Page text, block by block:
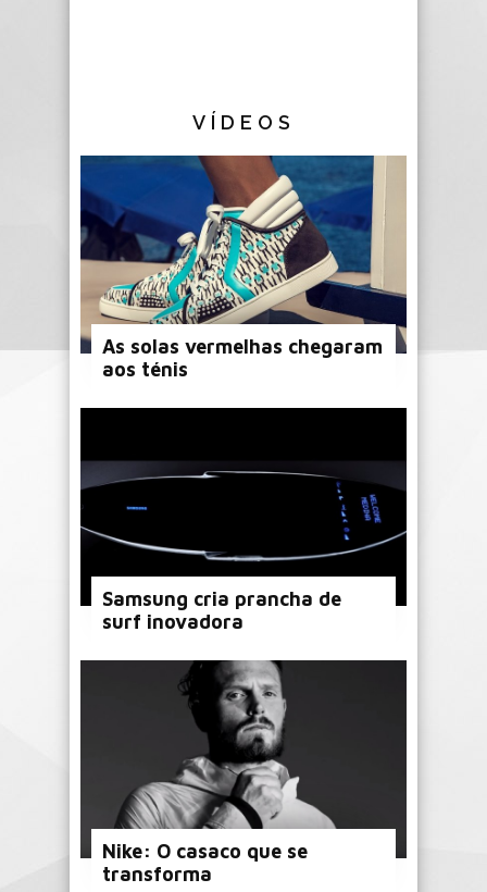
VÍDEOS
As solas vermelhas chegaram
aos ténis
Samsung cria prancha de
surf inovadora
Nike: O casaco que se
transforma